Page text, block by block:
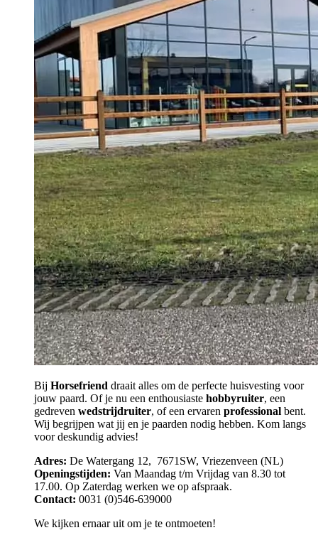
Bij Horsefriend draait alles om de perfecte huisvesting voor
jouw paard. Of je nu een enthousiaste hobbyruiter, een
gedreven wedstrijdruiter, of een ervaren professional bent.
Wij begrijpen wat jij en je paarden nodig hebben. Kom langs
voor deskundig advies!
Adres: De Watergang 12, 7671SW, Vriezenveen (NL)
Openingstijden: Van Maandag t/m Vrijdag van 8.30 tot
17.00. Op Zaterdag werken we op afspraak.
Contact: 0031 (0)546-639000
We kijken ernaar uit om je te ontmoeten!